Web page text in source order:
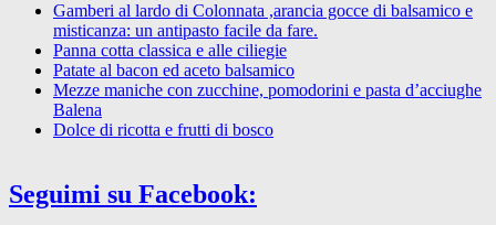
Gamberi al lardo di Colonnata ,arancia gocce di balsamico e
misticanza: un antipasto facile da fare.
Panna cotta classica e alle ciliegie
Patate al bacon ed aceto balsamico
Mezze maniche con zucchine, pomodorini e pasta d’acciughe
Balena
Dolce di ricotta e frutti di bosco
Seguimi su Facebook: